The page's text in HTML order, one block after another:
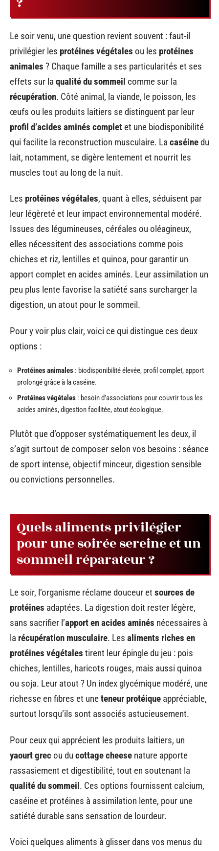
Le soir venu, une question revient souvent : faut-il
privilégier les protéines végétales ou les protéines
animales ? Chaque famille a ses particularités et ses
effets sur la qualité du sommeil comme sur la
récupération. Côté animal, la viande, le poisson, les
œufs ou les produits laitiers se distinguent par leur
profil d’acides aminés complet et une biodisponibilité
qui facilite la reconstruction musculaire. La caséinedu
lait, notamment, se digère lentement et nourrit les
muscles tout au long de la nuit.
Les protéines végétales, quant à elles, séduisent par
leur légèreté et leur impact environnemental modéré.
Issues des légumineuses, céréales ou oléagineux,
elles nécessitent des associations comme pois
chiches et riz, lentilles et quinoa, pour garantir un
apport complet en acides aminés. Leur assimilation un
peu plus lente favorise la satiété sans surcharger la
digestion, un atout pour le sommeil.
Pour y voir plus clair, voici ce qui distingue ces deux
options :
Protéines animales : biodisponibilité élevée, profil complet, apport
prolongé grâce à la caséine.
Protéines végétales : besoin d’associations pour couvrir tous les
acides aminés, digestion facilitée, atout écologique.
Plutôt que d’opposer systématiquement les deux, il
s’agit surtout de composer selon vos besoins : séance
de sport intense, objectif minceur, digestion sensible
ou convictions personnelles.
Quels aliments privilégier
pour une soirée sereine et un
sommeil réparateur ?
Le soir, l’organisme réclame douceur et sources de
protéines adaptées. La digestion doit rester légère,
sans sacrifier l’apport en acides aminés nécessaires à
la récupération musculaire. Les aliments riches en
protéines végétales tirent leur épingle du jeu : pois
chiches, lentilles, haricots rouges, mais aussi quinoa
ou soja. Leur atout ? Un index glycémique modéré, une
richesse en fibres et uneteneur protéique appréciable,
surtout lorsqu’ils sont associés astucieusement.
Pour ceux qui apprécient les produits laitiers, un
yaourt grec ou du cottage cheese nature apporte
rassasiement et digestibilité, tout en soutenant la
qualité du sommeil. Ces options fournissent calcium,
caséine et protéines à assimilation lente, pour une
satiété durable sans sensation de lourdeur.
Voici quelques aliments à glisser dans vos menus du